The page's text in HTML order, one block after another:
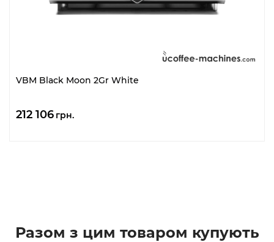
VBM Black Moon 2Gr White
212 106 грн.
Разом з цим товаром купують